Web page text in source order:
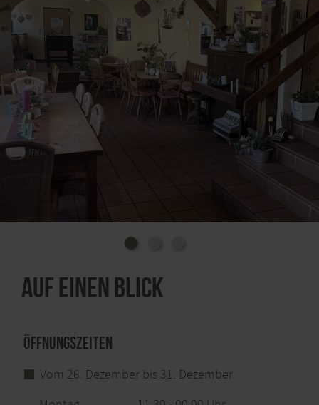
Wer länger bleiben möchte, findet in den drei
gemütlichen Ferienwohnungen oder dem modern
eingerichteten Mobilheim eine komfortable
Unterkunft.
Für die kleinen Gäste gibt es kleine Portionen.
Hunde sind erlaubt.
Auf einen Blick
Öffnungszeiten
Vom 26. Dezember bis 31. Dezember